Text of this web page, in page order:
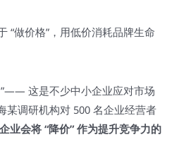
“做价格”，用低价消耗品牌生命
这是不少中小企业应对市场
某调研机构对 500 名企业经营者
业会将 “降价” 作为提升竞争力的